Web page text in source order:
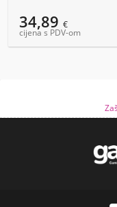
34,89 €
cijena s PDV-om